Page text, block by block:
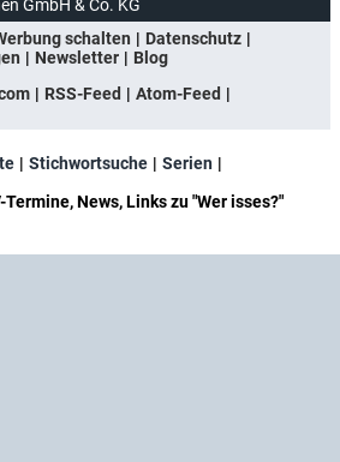
GmbH & Co. KG
schalten
Datenschutz
Newsletter
Blog
RSS-Feed
Atom-Feed
Stichwortsuche
Serien
News, Links zu "Wer isses?"